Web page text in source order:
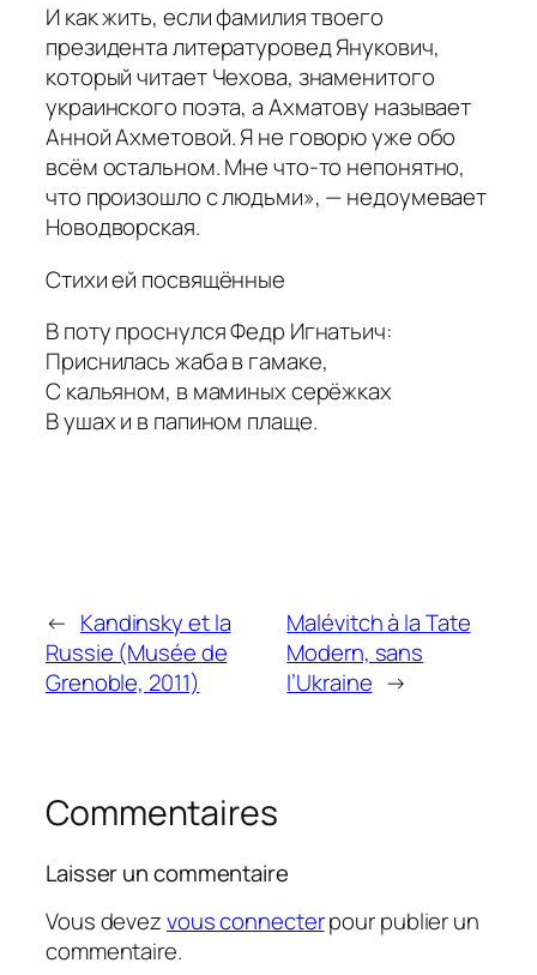
И как жить, если фамилия твоего
президента литературовед Янукович,
который читает Чехова, знаменитого
украинского поэта, а Ахматову называет
Анной Ахметовой. Я не говорю уже обо
всём остальном. Мне что-то непонятно,
что произошло с людьми», — недоумевает
Новодворская.
Стихи ей посвящённые
В поту проснулся Федр Игнатьич:
Приснилась жаба в гамаке,
С кальяном, в маминых серёжках
В ушах и в папином плаще.
← Kandinsky et la
Russie (Musée de
Grenoble, 2011)
Malévitch à la Tate
Modern, sans
l’Ukraine →
Commentaires
Laisser un commentaire
Vous devezvous connecterpour publier un
commentaire.